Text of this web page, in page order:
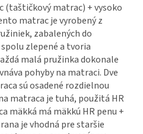
(taštičkový matrac) + vysoko
matrac je vyrobený z
zabalených do
zlepené a tvoria
malá pružinka dokonale
pohyby na matraci. Dve
sú osadené rozdielnou
matraca je tuhá, použitá HR
mäkká má mäkkú HR penu +
je vhodná pre staršie